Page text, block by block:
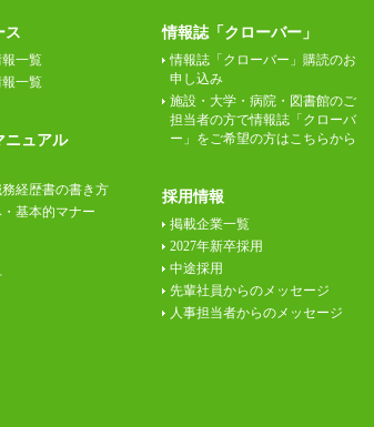
ス
一覧
一覧
ニュアル
経歴書の書き方
基本的マナー
情報誌「クローバー」
情報誌「クローバー」購読のお
申し込み
施設・大学・病院・図書館のご
担当者の方で情報誌「クローバ
ー」をご希望の方はこちらから
採用情報
掲載企業一覧
2027年新卒採用
中途採用
先輩社員からのメッセージ
人事担当者からのメッセージ